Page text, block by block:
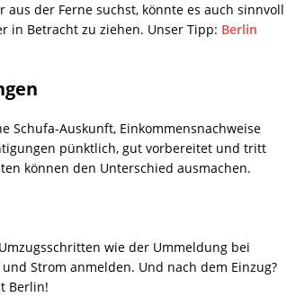
der Ferne suchst, könnte es auch sinnvoll
in Betracht zu ziehen. Unser Tipp: Berlin
Schufa-Auskunft, Einkommensnachweise
pünktlich, gut vorbereitet und tritt
können den Unterschied ausmachen.
wie der Ummeldung bei
Strom anmelden. Und nach dem Einzug?
Berlin!